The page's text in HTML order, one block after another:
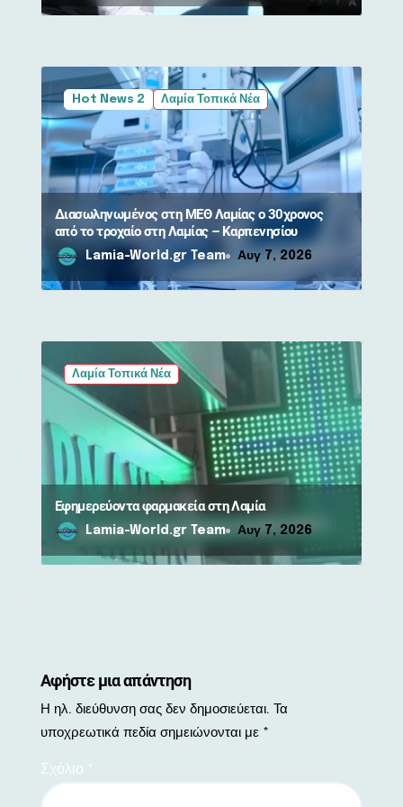
Hot News 2 Λαμία Τοπικά Νέα
Διασωληνωμένος στη ΜΕΘ Λαμίας ο 30χρονος
από το τροχαίο στη Λαμίας – Καρπενησίου
Lamia-World.gr Team Αυγ 7, 2026
Λαμία Τοπικά Νέα
Εφημερεύοντα φαρμακεία στη Λαμία
Lamia-World.gr Team Αυγ 7, 2026
Αφήστε μια απάντηση
Η ηλ. διεύθυνση σας δεν δημοσιεύεται. Τα
υποχρεωτικά πεδία σημειώνονται με *
Σχόλιο *